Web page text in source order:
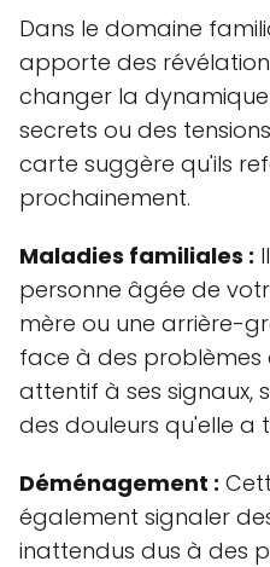
Dans le domaine
apporte des
changer la dynamique
secrets ou des
carte suggère qu'ils
prochainement.
Maladies familiales :
personne âgée de
mère ou une arrière-
face à des problèmes
attentif à ses signaux,
des douleurs qu'elle a
Déménagement :
également signaler
inattendus dus à des